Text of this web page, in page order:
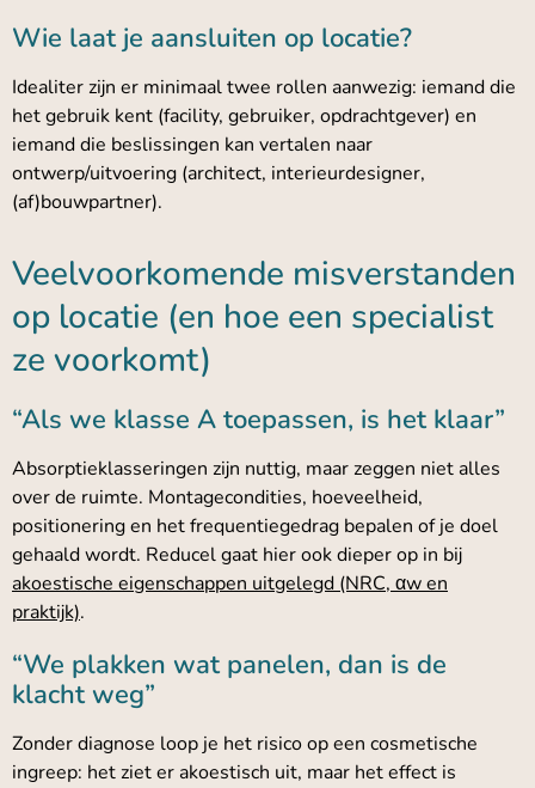
Wie laat je aansluiten op locatie?
Idealiter zijn er minimaal twee rollen aanwezig: iemand die
het gebruik kent (facility, gebruiker, opdrachtgever) en
iemand die beslissingen kan vertalen naar
ontwerp/uitvoering (architect, interieurdesigner,
(af)bouwpartner).
Veelvoorkomende misverstanden
op locatie (en hoe een specialist
ze voorkomt)
“Als we klasse A toepassen, is het klaar”
Absorptieklasseringen zijn nuttig, maar zeggen niet alles
over de ruimte. Montagecondities, hoeveelheid,
positionering en het frequentiegedrag bepalen of je doel
gehaald wordt. Reducel gaat hier ook dieper op in bij
akoestische eigenschappen uitgelegd (NRC, αw en
praktijk).
“We plakken wat panelen, dan is de
klacht weg”
Zonder diagnose loop je het risico op een cosmetische
ingreep: het ziet er akoestisch uit, maar het effect is